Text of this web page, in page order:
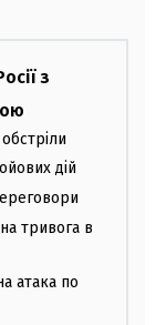
з
дій
тривога в
атака по